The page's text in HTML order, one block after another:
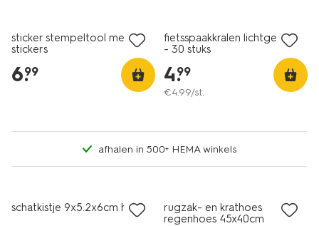
sticker stempeltool met
stickers
6.
99
fietsspaakkralen lichtgevend
- 30 stuks
4.
99
€4.99/st.
afhalen in 500+ HEMA winkels
schatkistje 9x5.2x6cm hout
rugzak- en krathoes
regenhoes 45x40cm